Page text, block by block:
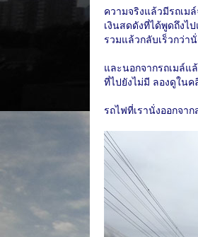
ความจริงแล้วมีรถเม
เงินสดดังที่ได้พูดถึงไ
รวมแล้วกลับเร็วกว่า
และนอกจากรถเมล์แ
ที่ไปยังไม่มี ลองดูในค
รถไฟที่เรานั่งออกจา